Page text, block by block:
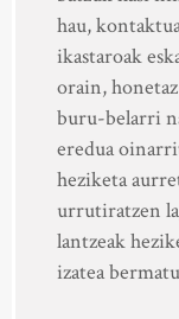
hau,
ikastaroak
orain,
buru-belarri
eredua
heziketa
urrutiratzen
lantzeak
izatea